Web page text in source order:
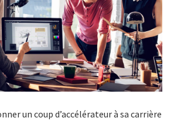
un coup d’accélérateur à sa carrière